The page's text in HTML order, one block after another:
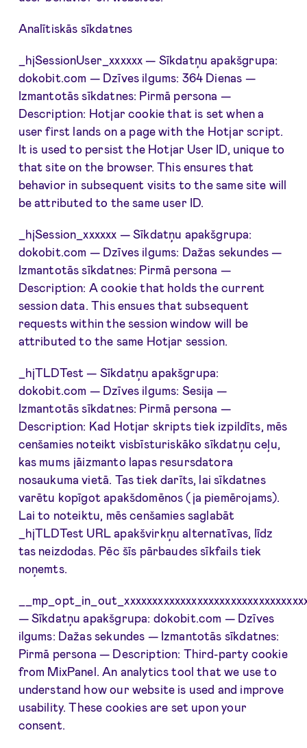
Analītiskās sīkdatnes
_hjSessionUser_xxxxxx — Sīkdatņu apakšgrupa:
dokobit.com — Dzīves ilgums: 364 Dienas —
Izmantotās sīkdatnes: Pirmā persona —
Description: Hotjar cookie that is set when a
user first lands on a page with the Hotjar script.
It is used to persist the Hotjar User ID, unique to
that site on the browser. This ensures that
behavior in subsequent visits to the same site will
be attributed to the same user ID.
_hjSession_xxxxxx — Sīkdatņu apakšgrupa:
dokobit.com — Dzīves ilgums: Dažas sekundes —
Izmantotās sīkdatnes: Pirmā persona —
Description: A cookie that holds the current
session data. This ensues that subsequent
requests within the session window will be
attributed to the same Hotjar session.
_hjTLDTest — Sīkdatņu apakšgrupa:
dokobit.com — Dzīves ilgums: Sesija —
Izmantotās sīkdatnes: Pirmā persona —
Description: Kad Hotjar skripts tiek izpildīts, mēs
cenšamies noteikt visbīsturiskāko sīkdatņu ceļu,
kas mums jāizmanto lapas resursdatora
nosaukuma vietā. Tas tiek darīts, lai sīkdatnes
varētu kopīgot apakšdomēnos (ja piemērojams).
Lai to noteiktu, mēs cenšamies saglabāt
_hjTLDTest URL apakšvirkņu alternatīvas, līdz
tas neizdodas. Pēc šīs pārbaudes sīkfails tiek
noņemts.
— Sīkdatņu apakšgrupa: dokobit.com — Dzīves
ilgums: Dažas sekundes — Izmantotās sīkdatnes:
Pirmā persona — Description: Third-party cookie
from MixPanel. An analytics tool that we use to
understand how our website is used and improve
usability. These cookies are set upon your
consent.